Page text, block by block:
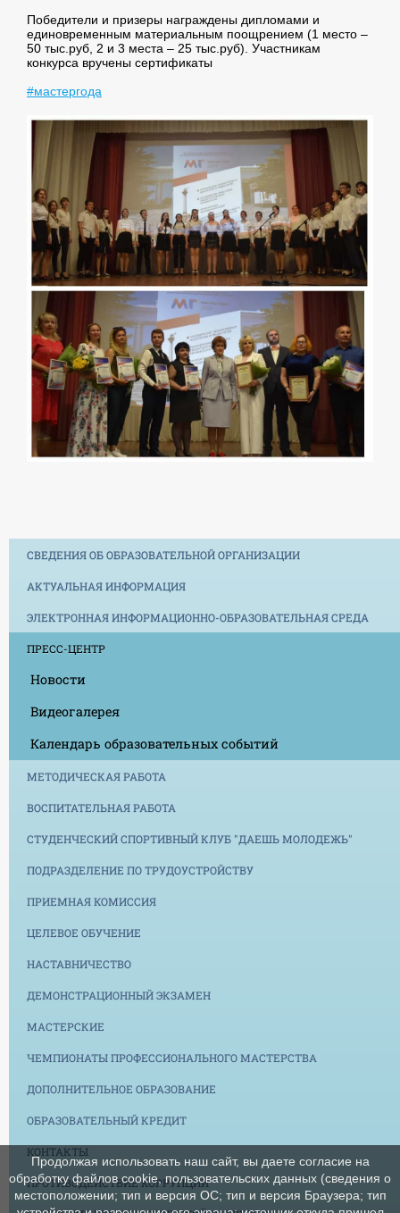
Победители и призеры награждены дипломами и
единовременным материальным поощрением (1 место –
50 тыс.руб, 2 и 3 места – 25 тыс.руб). Участникам
конкурса вручены сертификаты
#мастергода
СВЕДЕНИЯ ОБ ОБРАЗОВАТЕЛЬНОЙ ОРГАНИЗАЦИИ
АКТУАЛЬНАЯ ИНФОРМАЦИЯ
ЭЛЕКТРОННАЯ ИНФОРМАЦИОННО-ОБРАЗОВАТЕЛЬНАЯ СРЕДА
ПРЕСС-ЦЕНТР
Новости
Видеогалерея
Календарь образовательных событий
МЕТОДИЧЕСКАЯ РАБОТА
ВОСПИТАТЕЛЬНАЯ РАБОТА
СТУДЕНЧЕСКИЙ СПОРТИВНЫЙ КЛУБ "ДАЕШЬ МОЛОДЕЖЬ"
ПОДРАЗДЕЛЕНИЕ ПО ТРУДОУСТРОЙСТВУ
ПРИЕМНАЯ КОМИССИЯ
ЦЕЛЕВОЕ ОБУЧЕНИЕ
НАСТАВНИЧЕСТВО
ДЕМОНСТРАЦИОННЫЙ ЭКЗАМЕН
МАСТЕРСКИЕ
ЧЕМПИОНАТЫ ПРОФЕССИОНАЛЬНОГО МАСТЕРСТВА
ДОПОЛНИТЕЛЬНОЕ ОБРАЗОВАНИЕ
ОБРАЗОВАТЕЛЬНЫЙ КРЕДИТ
КОНТАКТЫ
ПРОТИВОДЕЙСТВИЕ КОРРУПЦИИ
Продолжая использовать наш сайт, вы даете согласие на
обработку файлов cookie, пользовательских данных (сведения о
местоположении; тип и версия ОС; тип и версия Браузера; тип